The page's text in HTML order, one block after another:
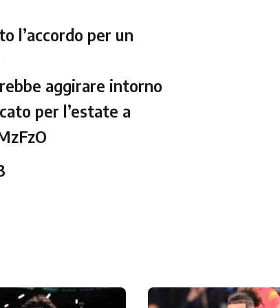
l’accordo per un
aggirare intorno
per l’estate a